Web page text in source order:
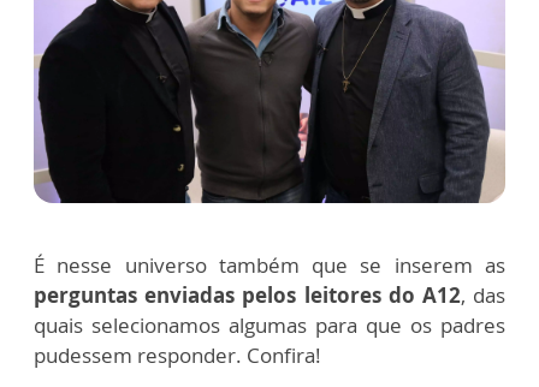
É nesse universo também que se inserem as
perguntas enviadas pelos leitores do A12, das
quais selecionamos algumas para que os padres
pudessem responder. Confira!